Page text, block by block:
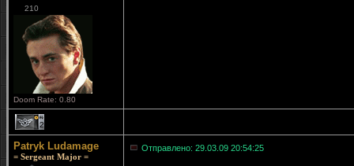
210
Doom Rate: 0.80
2
Patryk Ludamage
= Sergeant Major =
Отправлено: 29.03.09 20:54:25